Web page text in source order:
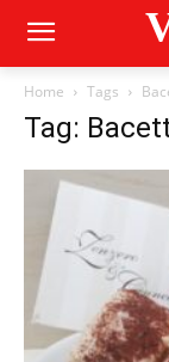
Home Tags
Tag: